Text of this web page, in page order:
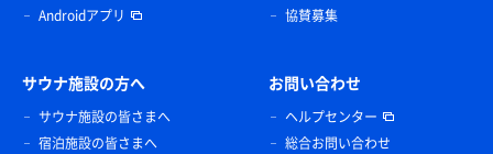
Androidアプリ
協賛募集
サウナ施設の方へ
サウナ施設の皆さまへ
宿泊施設の皆さまへ
お問い合わせ
ヘルプセンター
総合お問い合わせ